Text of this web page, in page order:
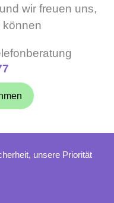
wir freuen uns,
können
unsere Priorität